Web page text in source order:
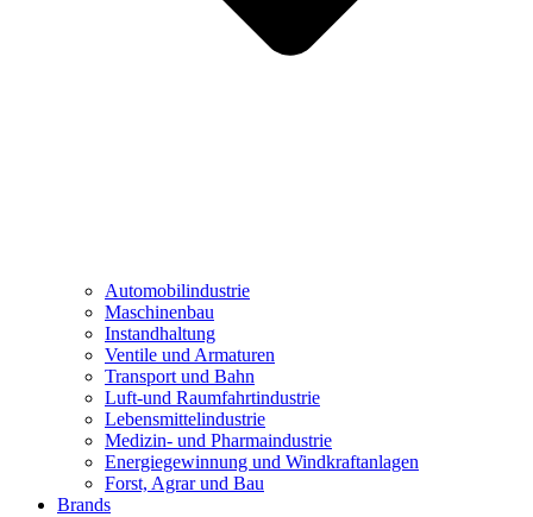
Automobilindustrie
Maschinenbau
Instandhaltung
Ventile und Armaturen
Transport und Bahn
Luft-und Raumfahrtindustrie
Lebensmittelindustrie
Medizin- und Pharmaindustrie
Energiegewinnung und Windkraftanlagen
Forst, Agrar und Bau
Brands